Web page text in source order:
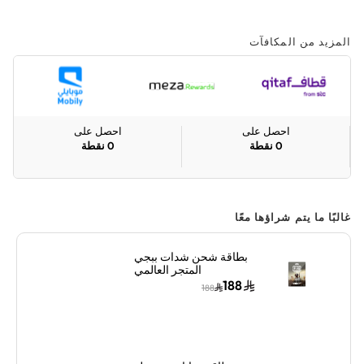
المزيد من المكافآت
احصل على
0 نقطة
احصل على
0 نقطة
غالبًا ما يتم شراؤها معًا
بطاقة شحن شدات ببجي
المتجر العالمي
الكود الرقمي بالبريد
188
188